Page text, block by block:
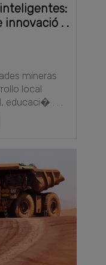
innovació . .
mineras
local
. . .